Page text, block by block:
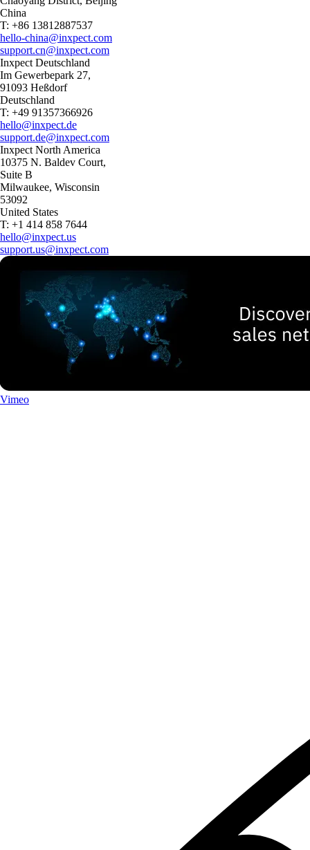
China
T: +86 13812887537
hello-china@inxpect.com
support.cn@inxpect.com
Inxpect Deutschland
Im Gewerbepark 27,
91093 Heßdorf
Deutschland
T: +49 91357366926
hello@inxpect.de
support.de@inxpect.com
Inxpect North America
10375 N. Baldev Court,
Suite B
Milwaukee, Wisconsin
53092
United States
T: +1 414 858 7644
hello@inxpect.us
support.us@inxpect.com
Vimeo